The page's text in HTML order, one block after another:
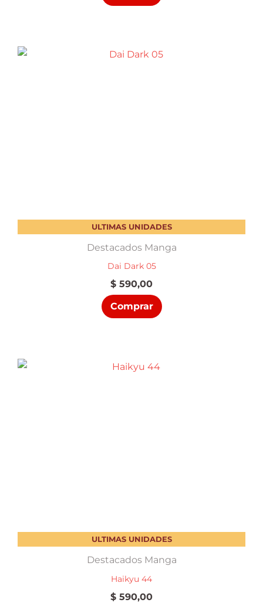
ULTIMAS UNIDADES
Destacados Manga
Dai Dark 05
$ 590,00
Comprar
ULTIMAS UNIDADES
Destacados Manga
Haikyu 44
$ 590,00